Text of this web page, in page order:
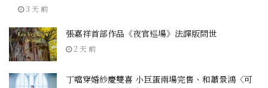
3 天 前
張嘉祥首部作品《夜官巡場》法譯版問世
2 天 前
丁噹穿婚紗慶雙喜 小巨蛋兩場完售、和蕭景鴻〈可